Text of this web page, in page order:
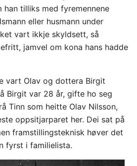
han tilliks med fyremennene
eller husmann under
vart ikkje skyldsett, så
jamvel om kona hans hadde
vart Olav og dottera Birgit
Birgit var 28 år, gifte ho seg
Tinn som heitte Olav Nilsson,
oppsitjarparet her. Dei sat på
framstillingsteknisk høver det
fyrst i familielista.